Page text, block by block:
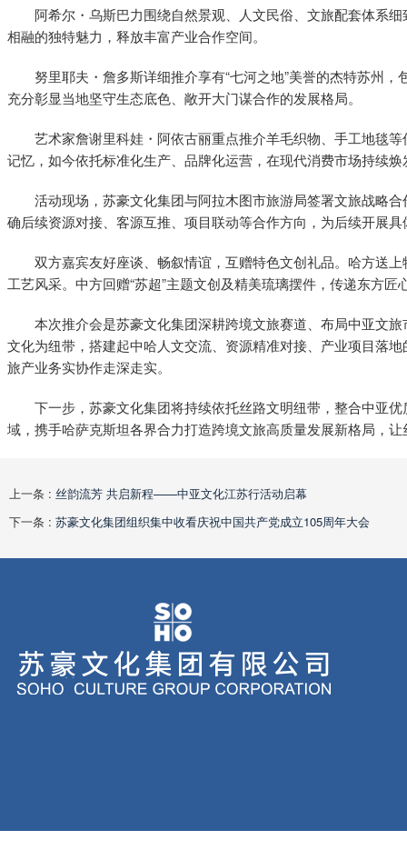
阿希尔・乌斯巴力围绕自然景观、人文民俗、文旅配套体系
相融的独特魅力，释放丰富产业合作空间。
努里耶夫・詹多斯详细推介享有“七河之地”美誉的杰特苏州
充分彰显当地坚守生态底色、敞开大门谋合作的发展格局。
艺术家詹谢里科娃・阿依古丽重点推介羊毛织物、手工地毯
记忆，如今依托标准化生产、品牌化运营，在现代消费市场持续
活动现场，苏豪文化集团与阿拉木图市旅游局签署文旅战略
确后续资源对接、客源互推、项目联动等合作方向，为后续开展
双方嘉宾友好座谈、畅叙情谊，互赠特色文创礼品。哈方送
工艺风采。中方回赠“苏超”主题文创及精美琉璃摆件，传递东方匠
本次推介会是苏豪文化集团深耕跨境文旅赛道、布局中亚文
文化为纽带，搭建起中哈人文交流、资源精准对接、产业项目落
旅产业务实协作走深走实。
下一步，苏豪文化集团将持续依托丝路文明纽带，整合中亚
域，携手哈萨克斯坦各界合力打造跨境文旅高质量发展新格局，
上一条 : 丝韵流芳 共启新程——中亚文化江苏行活动启幕
下一条 : 苏豪文化集团组织集中收看庆祝中国共产党成立105周年大会